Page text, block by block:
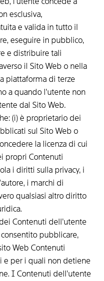
esclusiva,
e valida in tutto il
eseguire in pubblico,
e distribuire tali
il Sito Web o nella
piattaforma di terze
a quando l'utente non
dal Sito Web.
(i) è proprietario dei
sul Sito Web o
la licenza di cui
propri Contenuti
i diritti sulla privacy, i
i marchi di
qualsiasi altro diritto
Contenuti dell'utente
pubblicare,
Web Contenuti
e per i quali non detiene
I Contenuti dell'utente